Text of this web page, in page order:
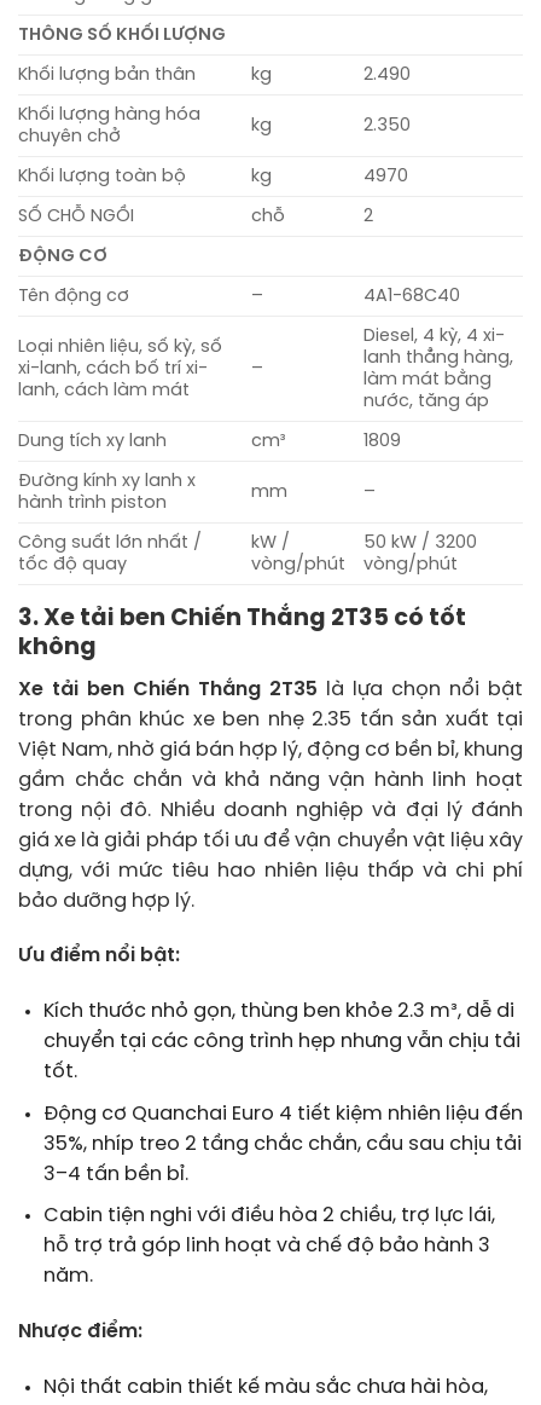
THÔNG SỐ KHỐI LƯỢNG
Khối lượng bản thân kg 2.490
Khối lượng hàng hóa
chuyên chở
kg 2.350
Khối lượng toàn bộ kg 4970
SỐ CHỖ NGỒI chỗ 2
ĐỘNG CƠ
Tên động cơ – 4A1-68C40
Loại nhiên liệu, số kỳ, số
xi-lanh, cách bố trí xi-
lanh, cách làm mát
–
Diesel, 4 kỳ, 4 xi-
lanh thẳng hàng,
làm mát bằng
nước, tăng áp
Dung tích xy lanh cm³ 1809
Đường kính xy lanh x
hành trình piston
mm –
Công suất lớn nhất /
tốc độ quay
kW /
vòng/phút
50 kW / 3200
vòng/phút
3. Xe tải ben Chiến Thắng 2T35 có tốt
không
Xe tải ben Chiến Thắng 2T35 là lựa chọn nổi bật
trong phân khúc xe ben nhẹ 2.35 tấn sản xuất tại
Việt Nam, nhờ giá bán hợp lý, động cơ bền bỉ, khung
gầm chắc chắn và khả năng vận hành linh hoạt
trong nội đô. Nhiều doanh nghiệp và đại lý đánh
giá xe là giải pháp tối ưu để vận chuyển vật liệu xây
dựng, với mức tiêu hao nhiên liệu thấp và chi phí
bảo dưỡng hợp lý.
Ưu điểm nổi bật:
Kích thước nhỏ gọn, thùng ben khỏe 2.3 m³, dễ di
chuyển tại các công trình hẹp nhưng vẫn chịu tải
tốt.
Động cơ Quanchai Euro 4 tiết kiệm nhiên liệu đến
35%, nhíp treo 2 tầng chắc chắn, cầu sau chịu tải
3–4 tấn bền bỉ.
Cabin tiện nghi với điều hòa 2 chiều, trợ lực lái,
hỗ trợ trả góp linh hoạt và chế độ bảo hành 3
năm.
Nhược điểm:
Nội thất cabin thiết kế màu sắc chưa hài hòa,